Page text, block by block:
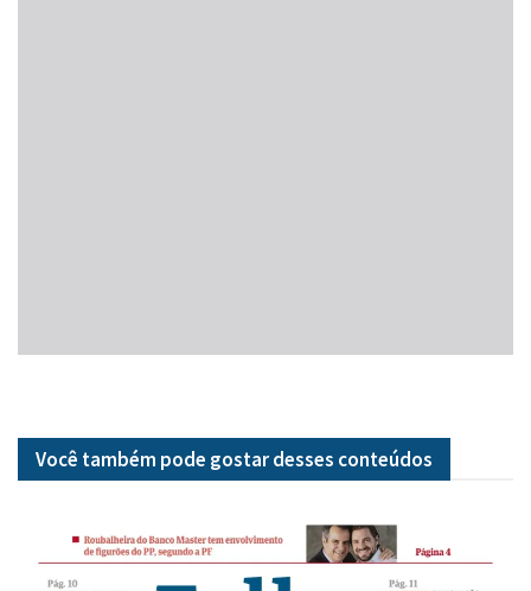
Você também pode gostar desses conteúdos